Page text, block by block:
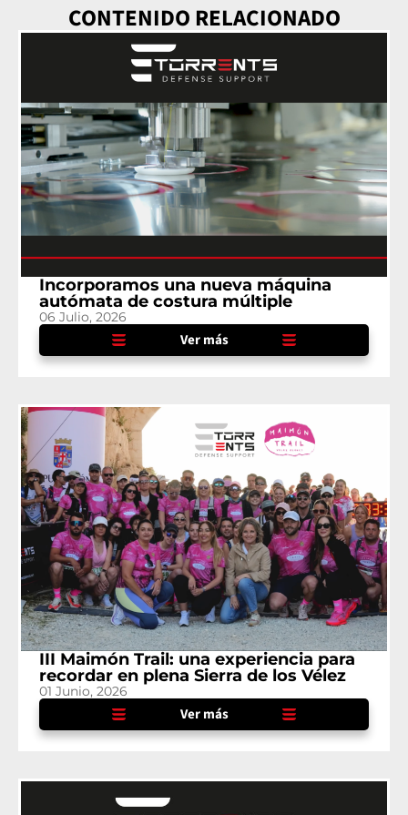
CONTENIDO RELACIONADO
Incorporamos una nueva máquina
autómata de costura múltiple
06 Julio, 2026
Ver más
III Maimón Trail: una experiencia para
recordar en plena Sierra de los Vélez
01 Junio, 2026
Ver más